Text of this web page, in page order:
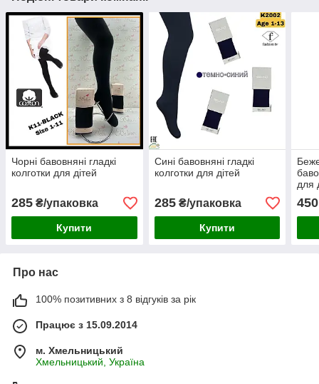
Чорні бавовняні гладкі
колготки для дітей
285 ₴/упаковка
Купити
Сині бавовняні гладкі
колготки для дітей
285₴/упаковка
Купити
для
450
Про нас
100% позитивних з 8 відгуків за рік
Працює з 15.09.2014
м. Хмельницький
Хмельницький, Україна